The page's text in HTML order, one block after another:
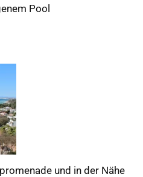
Pool
und in der Nähe